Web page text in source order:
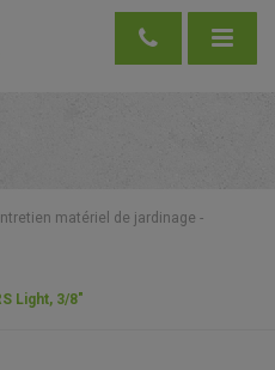
matériel de jardinage -
Light, 3/8″